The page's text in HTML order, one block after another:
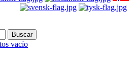
Buscar
vacío